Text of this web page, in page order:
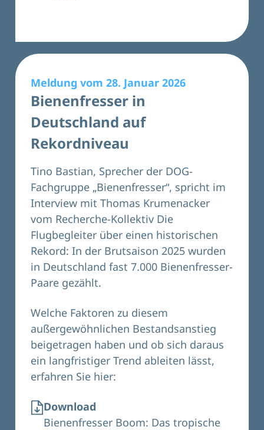
Meldung vom 28. Januar 2026
Bienenfresser in
Deutschland auf
Rekordniveau
Tino Bastian, Sprecher der DOG-
Fachgruppe „Bienenfresser“, spricht im
Interview mit Thomas Krumenacker
vom Recherche-Kollektiv Die
Flugbegleiter über einen historischen
Rekord: In der Brutsaison 2025 wurden
in Deutschland fast 7.000 Bienenfresser-
Paare gezählt.
Welche Faktoren zu diesem
außergewöhnlichen Bestandsanstieg
beigetragen haben und ob sich daraus
ein langfristiger Trend ableiten lässt,
erfahren Sie hier:
Download
Bienenfresser Boom: Das tropische